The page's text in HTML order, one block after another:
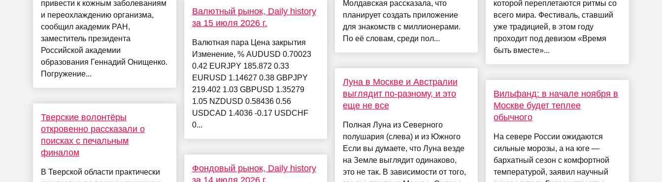
привести к кожным заболеваниям
и переохлаждению организма,
сообщил академик РАН,
заместитель президента
Российской академии
образования Геннадий Онищенко.
Погружение...
Тверские волонтёры
откровенно рассказали о
поисках с печальным
финалом
В Тверской области практически
Валютный рынок, Daily history
за 15 июля 2026 г.
Валютная пара Цена закрытия
Изменение, % AUDUSD 0.70023
0.42 EURJPY 185.872 0.33
EURUSD 1.14627 0.38 GBPJPY
219.402 1.03 GBPUSD 1.35279
1.05 NZDUSD 0.58436 0.56
USDCAD 1.4036 -0.17 USDCHF
0...
Фондовый рынок, Daily history
Молдавская рассказала, что
планирует создать приложение
для знакомств с миллионерами.
По её словам, среди пол...
Луна в Москве и Австралии
выглядит по-разному, и это
еще не все
Полная Луна из Северного
полушария (слева) и из Южного
Если вы думаете, что Луна везде
на Земле выглядит одинаково,
это не так. В зависимости от того,
которой переплетаются ритмы со
всего мира. Фестиваль, ставший
уже традицией, в этом году
проходит под девизом «Время
быть вместе»...
Вильфанд: в начале ноября в
Москве будет теплее
обычного
На севере России ожидаются
сильные морозы, а на юге —
бархатный сезон с комфортной
температурой, заявил научный